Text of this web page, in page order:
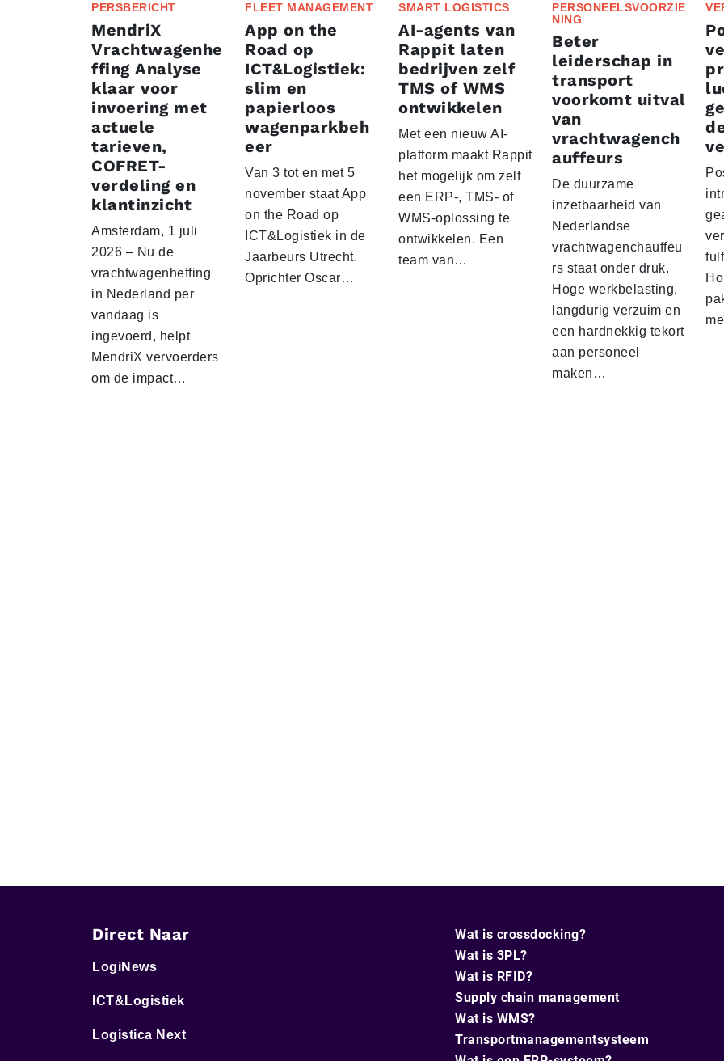
PERSBERICHT
MendriX
Vrachtwagenhe
ffing Analyse
klaar voor
invoering met
actuele
tarieven,
COFRET-
verdeling en
klantinzicht
Amsterdam, 1 juli
2026 – Nu de
vrachtwagenheffing
in Nederland per
vandaag is
ingevoerd, helpt
MendriX vervoerders
om de impact…
FLEET MANAGEMENT
App on the
Road op
ICT&Logistiek:
slim en
papierloos
wagenparkbeh
eer
Van 3 tot en met 5
november staat App
on the Road op
ICT&Logistiek in de
Jaarbeurs Utrecht.
Oprichter Oscar…
SMART LOGISTICS
AI-agents van
Rappit laten
bedrijven zelf
TMS of WMS
ontwikkelen
Met een nieuw AI-
platform maakt Rappit
het mogelijk om zelf
een ERP-, TMS- of
WMS-oplossing te
ontwikkelen. Een
team van…
PERSONEELSVOORZIE
NING
Beter
leiderschap in
transport
voorkomt uitval
van
vrachtwagench
auffeurs
De duurzame
inzetbaarheid van
Nederlandse
vrachtwagenchauffeu
rs staat onder druk.
Hoge werkbelasting,
langdurig verzuim en
een hardnekkig tekort
aan personeel
maken…
Direct Naar
LogiNews
ICT&Logistiek
Logistica Next
Wat is crossdocking?
Wat is 3PL?
Wat is RFID?
Supply chain management
Wat is WMS?
Transportmanagementsysteem